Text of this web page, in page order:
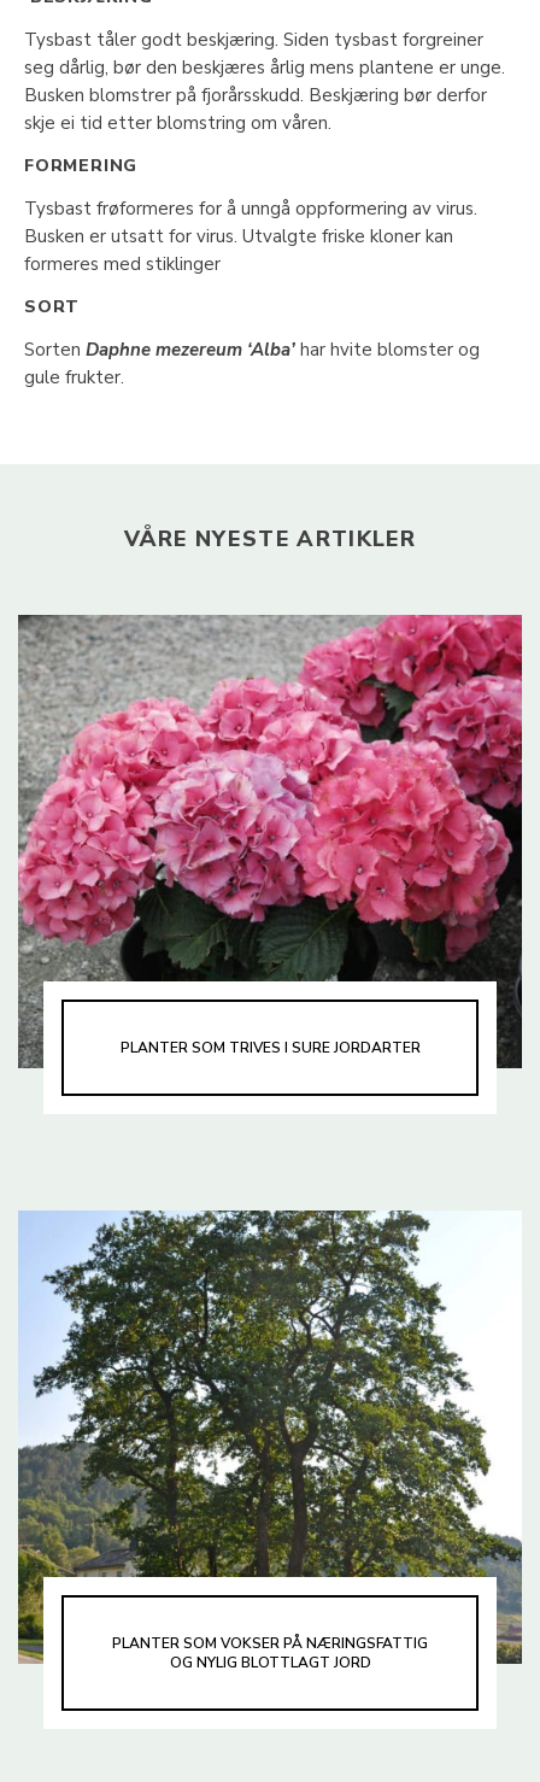
Tysbast tåler godt beskjæring. Siden tysbast forgreiner
seg dårlig, bør den beskjæres årlig mens plantene er unge.
Busken blomstrer på fjorårsskudd. Beskjæring bør derfor
skje ei tid etter blomstring om våren.
FORMERING
Tysbast frøformeres for å unngå oppformering av virus.
Busken er utsatt for virus. Utvalgte friske kloner kan
formeres med stiklinger
SORT
Sorten Daphne mezereum ‘Alba’ har hvite blomster og
gule frukter.
VÅRE NYESTE ARTIKLER
PLANTER SOM TRIVES I SURE JORDARTER
PLANTER SOM VOKSER PÅ NÆRINGSFATTIG
OG NYLIG BLOTTLAGT JORD